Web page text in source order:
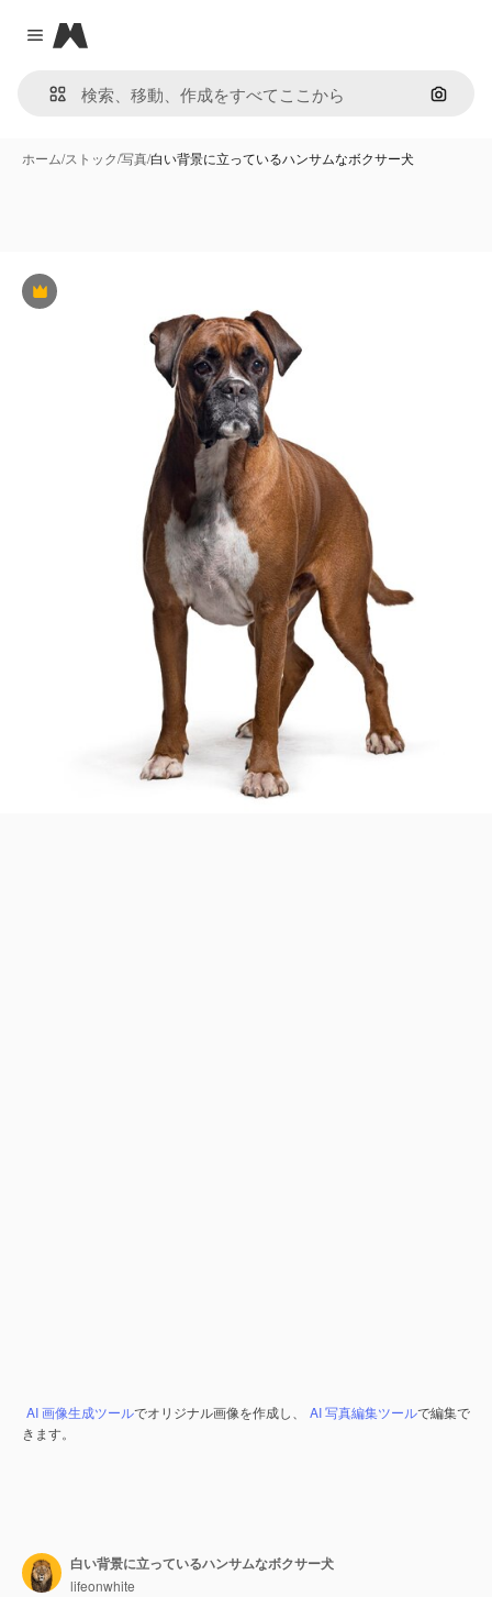
Close menu
Magnific
画像で
ホーム/ストック/写真/白い背景に立っているハンサムなボクサー犬
Premium
AI 画像生成ツールでオリジナル画像を作成し、 AI 写真編集ツールで編集で
きます。
白い背景に立っているハンサムなボクサー犬
lifeonwhite